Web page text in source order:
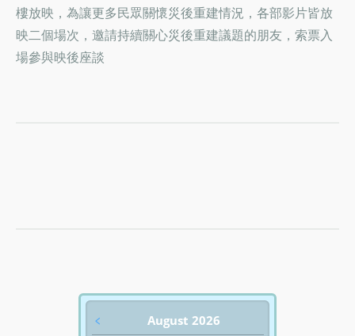
樓放映，為讓更多民眾關懷災後重建情況，各部影片皆放
映二個場次，邀請持續關心災後重建議題的朋友，索票入
場參與映後座談
August 2026
﹤